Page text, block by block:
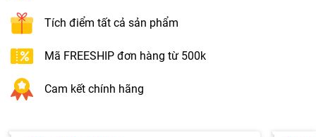
Tích điểm tất cả sản phẩm
Mã FREESHIP đơn hàng từ 500k
Cam kết chính hãng